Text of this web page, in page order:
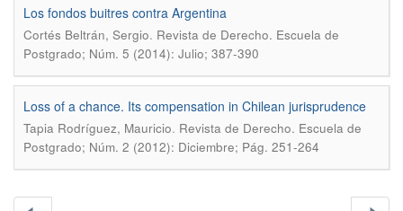
Los fondos buitres contra Argentina
Cortés Beltrán, Sergio. Revista de Derecho. Escuela de
Postgrado; Núm. 5 (2014): Julio; 387-390
Loss of a chance. Its compensation in Chilean jurisprudence
Tapia Rodríguez, Mauricio. Revista de Derecho. Escuela de
Postgrado; Núm. 2 (2012): Diciembre; Pág. 251-264